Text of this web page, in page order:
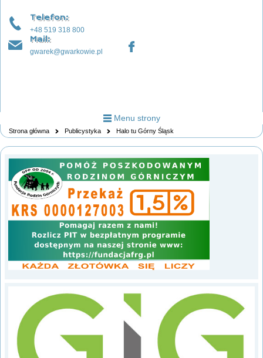
Telefon:
+48 519 318 800
Mail:
gwarek@gwarkowie.pl
Menu strony
Strona główna Publicystyka Halo tu Górny Śląsk